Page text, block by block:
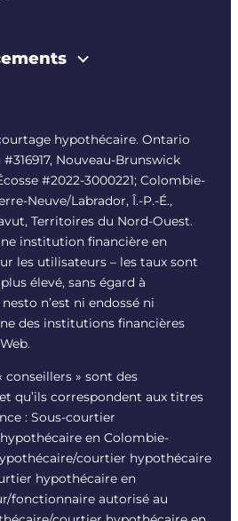
hypothécaire. Ontario
Nouveau-Brunswick
#2022-3000221; Colombie-
Neuve/Labrador, Î.-P.-É.,
Territoires du Nord-Ouest.
institution financière en
les utilisateurs – les taux sont
élevé, sans égard à
n’est ni endossé ni
des institutions financières
conseillers » sont des
qu’ils correspondent aux titres
: Sous-courtier
en Colombie-
courtier hypothécaire
hypothécaire en
fonctionnaire autorisé au